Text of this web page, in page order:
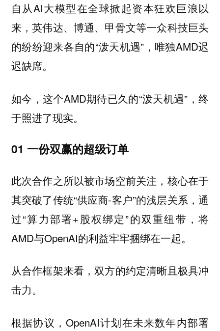
自从AI大模型在全球掀起资本狂欢巨浪以
来，英伟达、博通、甲骨文等一众科技巨头
的纷纷迎来各自的“泼天机遇”，唯独AMD迟
迟缺席。
如今，这个AMD期待已久的“泼天机遇”，终
于照进了现实。
01 一份双赢的超级订单
此次合作之所以被市场空前关注，核心在于
其突破了传统“供应商-客户”的浅层关系，通
过“算力部署+股权绑定”的双重纽带，将
AMD与OpenAI的利益牢牢捆绑在一起。
从合作框架来看，双方的约定清晰且极具冲
击力。
根据协议，OpenAI计划在未来数年内部署